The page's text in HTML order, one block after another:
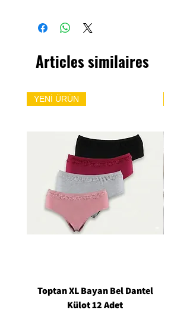
Articles similaires
YENİ ÜRÜN
Toptan XL Bayan Bel Dantel
Külot 12 Adet